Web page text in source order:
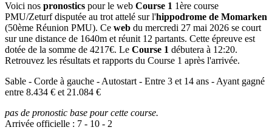
Voici nos pronostics pour le web Course 1 1ère course
PMU/Zeturf disputée au trot attelé sur l'hippodrome de Momarken
(50ème Réunion PMU). Ce web du mercredi 27 mai 2026 se court
sur une distance de 1640m et réunit 12 partants. Cette épreuve est
dotée de la somme de 4217€. Le Course 1 débutera à 12:20.
Retrouvez les résultats et rapports du Course 1 après l'arrivée.
Sable - Corde à gauche - Autostart - Entre 3 et 14 ans - Ayant gagné
entre 8.434 € et 21.084 €
pas de pronostic base pour cette course.
Arrivée officielle : 7 - 10 - 2